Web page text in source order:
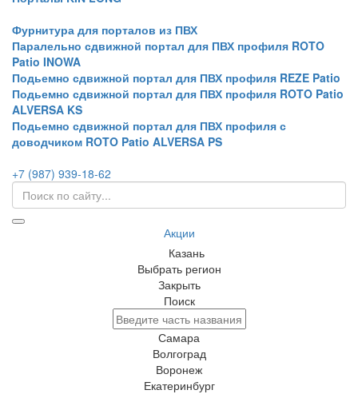
Фурнитура для порталов из ПВХ
Паралельно сдвижной портал для ПВХ профиля ROTO
Patio INOWA
Подьемно сдвижной портал для ПВХ профиля REZE Patio
Подьемно сдвижной портал для ПВХ профиля ROTO Patio
ALVERSA KS
Подьемно сдвижной портал для ПВХ профиля с
доводчиком ROTO Patio ALVERSA PS
+7 (987) 939-18-62
Акции
Казань
Выбрать регион
Закрыть
Поиск
Самара
Волгоград
Воронеж
Екатеринбург